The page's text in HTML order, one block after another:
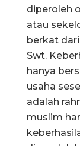
diperoleh
atau
berkat
Swt.
hanya
usaha
adalah
muslim